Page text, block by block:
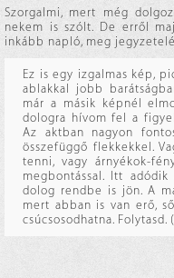
Szorgalmi, mert még
nekem is szólt. De erről
inkább napló, meg
Ez is egy izgalmas kép,
ablakkal jobb
már a másik képnél
dologra hívom fel a
Az aktban nagyon
összefüggő flekkekkel.
tenni, vagy árnyékok-
megbontással. Itt
dolog rendbe is jön. A
mert abban is van erő,
csúcsosodhatna. Folytasd.